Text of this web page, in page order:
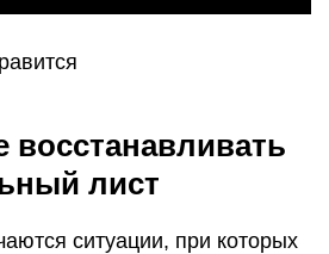
лист
ситуации, при которых